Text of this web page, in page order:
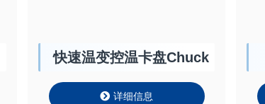
快速温变控温卡盘Chuck
详细信息